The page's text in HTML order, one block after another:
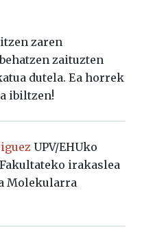
zaren
zaituzten
dutela. Ea horrek
ibiltzen!
UPV/EHUko
irakaslea
Molekularra